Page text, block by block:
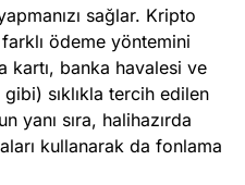
sağlar. Kripto
ödeme yöntemini
kartı, banka havalesi ve
sıklıkla tercih edilen
yanı sıra, halihazırda
kullanarak da fonlama